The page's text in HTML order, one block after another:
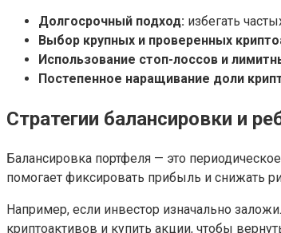
Долгосрочный подход: избегать
Выбор крупных и проверенных
Использование стоп-лоссов и
Постепенное наращивание доли
Стратегии балансировки и
Балансировка портфеля — это
помогает фиксировать прибыль и снижать
Например, если инвестор изначально
криптоактивов и купить акции, чтобы